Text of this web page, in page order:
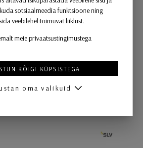
sotsiaalmeedia funktsioone ning
veebilehel toimuvat liiklust.
meie privaatsustingimustega
KÕIGI KÜPSISTEGA
oma valikuid